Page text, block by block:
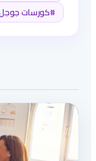
#كورسات